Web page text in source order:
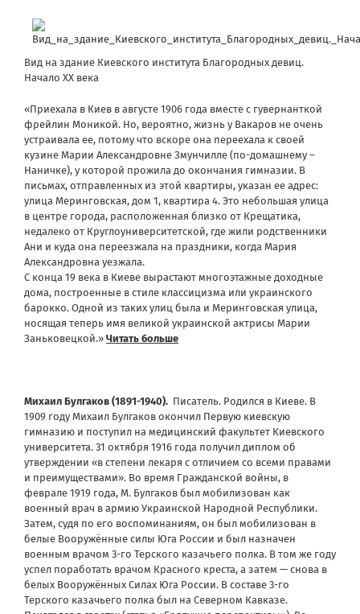
Вид на здание Киевского института Благородных девиц.
Начало XX века
«Приехала в Киев в августе 1906 года вместе с гувернанткой
фрейлин Моникой. Но, вероятно, жизнь у Вакаров не очень
устраивала ее, потому что вскоре она переехала к своей
кузине Марии Александровне Змунчилле (по-домашнему –
Наничке), у которой прожила до окончания гимназии. В
письмах, отправленных из этой квартиры, указан ее адрес:
улица Меринговская, дом 1, квартира 4. Это небольшая улица
в центре города, расположенная близко от Крещатика,
недалеко от Круглоуниверситетской, где жили родственники
Ани и куда она переезжала на праздники, когда Мария
Александровна уезжала.
С конца 19 века в Киеве вырастают многоэтажные доходные
дома, построенные в стиле классицизма или украинского
барокко. Одной из таких улиц была и Меринговская улица,
носящая теперь имя великой украинской актрисы Марии
Заньковецкой.» Читать больше
Михаил Булгаков (1891-1940). Писатель. Родился в Киеве. В
1909 году Михаил Булгаков окончил Первую киевскую
гимназию и поступил на медицинский факультет Киевского
университета. 31 октября 1916 года получил диплом об
утверждении «в степени лекаря с отличием со всеми правами
и преимуществами». Во время Гражданской войны, в
феврале 1919 года, М. Булгаков был мобилизован как
военный врач в армию Украинской Народной Республики.
Затем, судя по его воспоминаниям, он был мобилизован в
белые Вооружённые силы Юга России и был назначен
военным врачом 3-го Терского казачьего полка. В том же году
успел поработать врачом Красного креста, а затем — снова в
белых Вооружённых Силах Юга России. В составе 3-го
Терского казачьего полка был на Северном Кавказе.